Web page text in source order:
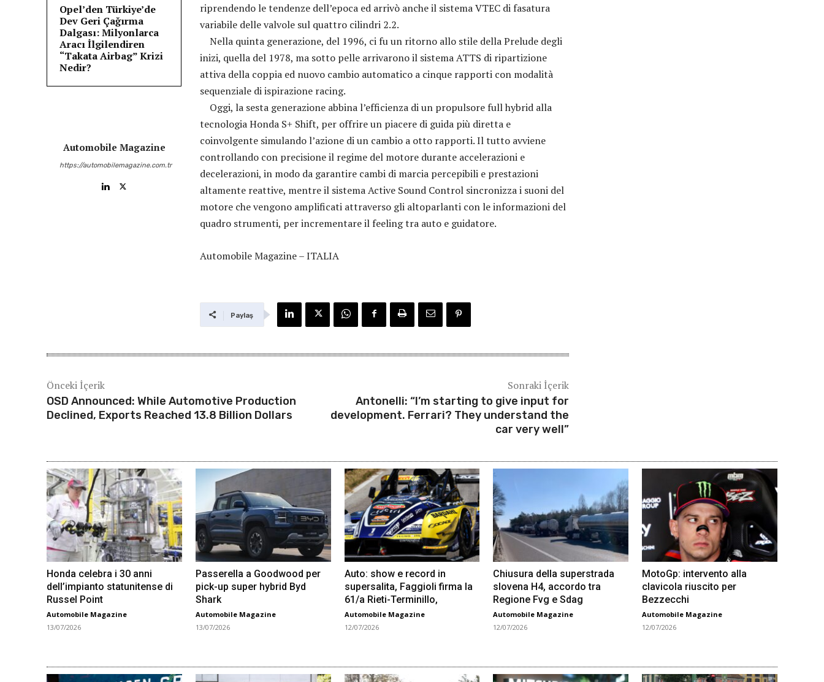
Opel’den Türkiye’de
Dev Geri Çağırma
Dalgası: Milyonlarca
Aracı İlgilendiren
“Takata Airbag” Krizi
Nedir?
Automobile Magazine
https://automobilemagazine.com.tr
riprendendo le tendenze dell’epoca ed arrivò anche il sistema VTEC di fasatura
variabile delle valvole sul quattro cilindri 2.2.
Nella quinta generazione, del 1996, ci fu un ritorno allo stile della Prelude degli
inizi, quella del 1978, ma sotto pelle arrivarono il sistema ATTS di ripartizione
attiva della coppia ed nuovo cambio automatico a cinque rapporti con modalità
sequenziale di ispirazione racing.
Oggi, la sesta generazione abbina l’efficienza di un propulsore full hybrid alla
tecnologia Honda S+ Shift, per offrire un piacere di guida più diretta e
coinvolgente simulando l’azione di un cambio a otto rapporti. Il tutto avviene
controllando con precisione il regime del motore durante accelerazioni e
decelerazioni, in modo da garantire cambi di marcia percepibili e prestazioni
altamente reattive, mentre il sistema Active Sound Control sincronizza i suoni del
motore che vengono amplificati attraverso gli altoparlanti con le informazioni del
quadro strumenti, per incrementare il feeling tra auto e guidatore.
Automobile Magazine – ITALIA
Paylaş
Önceki İçerik
OSD Announced: While Automotive Production
Declined, Exports Reached 13.8 Billion Dollars
Sonraki İçerik
Antonelli: “I’m starting to give input for
development. Ferrari? They understand the
car very well”
Honda celebra i 30 anni
dell’impianto statunitense di
Russel Point
Automobile Magazine
13/07/2026
Passerella a Goodwood per
pick-up super hybrid Byd
Shark
Automobile Magazine
13/07/2026
Auto: show e record in
supersalita, Faggioli firma la
61/a Rieti-Terminillo,
Automobile Magazine
12/07/2026
Chiusura della superstrada
slovena H4, accordo tra
Regione Fvg e Sdag
Automobile Magazine
12/07/2026
MotoGp: intervento alla
clavicola riuscito per
Bezzecchi
Automobile Magazine
12/07/2026